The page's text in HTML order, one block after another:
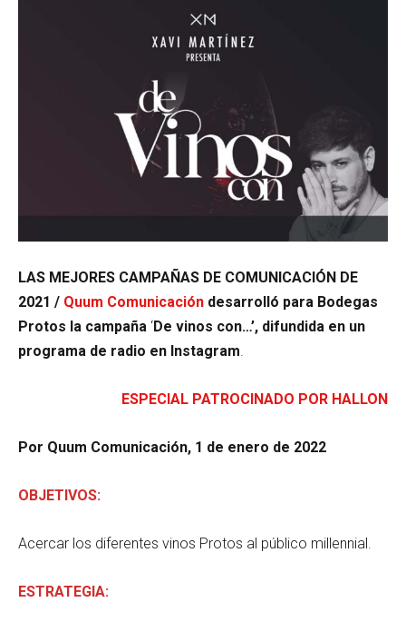
LAS MEJORES CAMPAÑAS DE COMUNICACIÓN DE
2021 / Quum Comunicación desarrolló para Bodegas
Protos la campaña ‘De vinos con…’, difundida en un
programa de radio en Instagram
ESPECIAL PATROCINADO POR HALLON
Por Quum Comunicación, 1 de enero de 2022
OBJETIVOS:
Acercar los diferentes vinos Protos al público millennial.
ESTRATEGIA: